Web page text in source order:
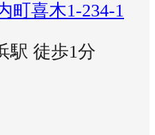
町喜木1-234-1
駅 徒歩1分